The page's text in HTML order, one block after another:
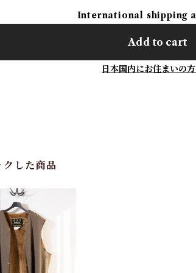
International shipping
Add to cart
日本国内にお住まいの
した商品